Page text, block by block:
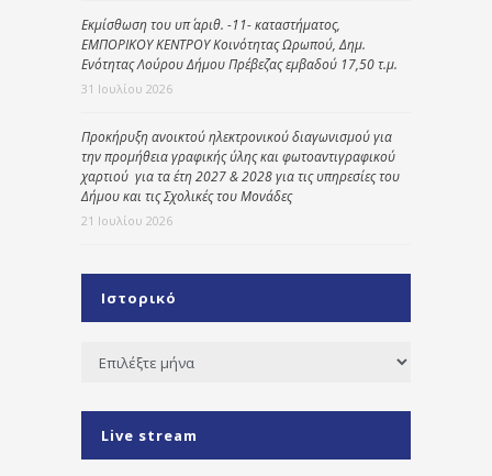
Εκμίσθωση του υπ΄ αριθ. -11- καταστήματος,
ΕΜΠΟΡΙΚΟΥ ΚΕΝΤΡΟΥ Κοινότητας Ωρωπού, Δημ.
Ενότητας Λούρου Δήμου Πρέβεζας εμβαδού 17,50 τ.μ.
31 Ιουλίου 2026
Προκήρυξη ανοικτού ηλεκτρονικού διαγωνισμού για
την προμήθεια γραφικής ύλης και φωτοαντιγραφικού
χαρτιού για τα έτη 2027 & 2028 για τις υπηρεσίες του
Δήμου και τις Σχολικές του Μονάδες
21 Ιουλίου 2026
Ιστορικό
Ιστορικό
Live stream